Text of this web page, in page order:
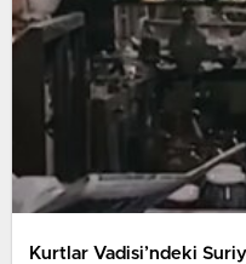
Kurtlar Vadisi’ndeki